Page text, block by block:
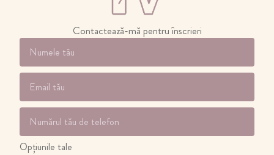
Contactează-mă pentru înscrieri
Opțiunile tale